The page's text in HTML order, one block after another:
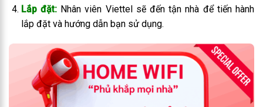
Lắp đặt: Nhân viên Viettel sẽ đến tận nhà để tiến hành
lắp đặt và hướng dẫn bạn sử dụng.